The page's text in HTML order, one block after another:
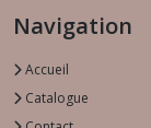
Navigation
Accueil
Catalogue